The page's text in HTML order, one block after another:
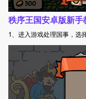
秩序王国安卓版新手
1、进入游戏处理国事，选